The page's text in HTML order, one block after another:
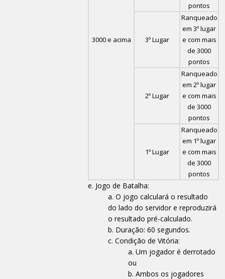
3000 e acima
pontos
3º Lugar
Ranqueado
em 3º lugar
e com mais
de 3000
pontos
2º Lugar
Ranqueado
em 2º lugar
e com mais
de 3000
pontos
1º Lugar
Ranqueado
em 1º lugar
e com mais
de 3000
pontos
Jogo de Batalha:
O jogo calculará o resultado
do lado do servidor e reproduzirá
o resultado pré-calculado.
Duração: 60 segundos.
Condição de Vitória:
Um jogador é derrotado
ou
Ambos os jogadores